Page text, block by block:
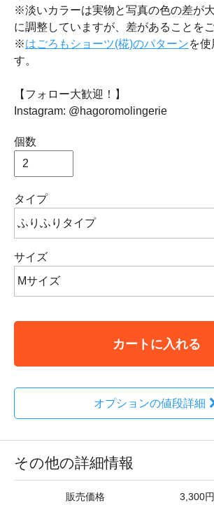
※淡いカラーは実物と写真の色の差が
に調整していますが、差があることを
※はごろもショーツ(椛)のパターンを使
す。
【フォロー大歓迎！】
Instagram: @hagoromolingerie
個数
タイプ
サイズ
カートに入れる
オプションの値段詳細
その他の詳細情報
販売価格 3,300